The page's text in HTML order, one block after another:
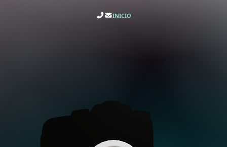
INICIO